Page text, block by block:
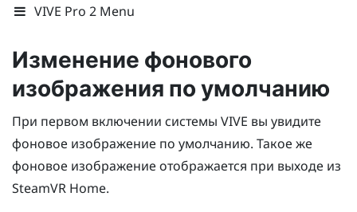
VIVE Pro 2 Menu
Изменение фонового
изображения по умолчанию
При первом включении системы VIVE вы увидите
фоновое изображение по умолчанию. Такое же
фоновое изображение отображается при выходе из
SteamVR Home.